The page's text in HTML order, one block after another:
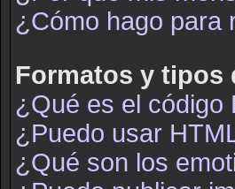
¿Cómo hago para
Formatos y tipos
¿Qué es el código
¿Puedo usar
¿Qué son los